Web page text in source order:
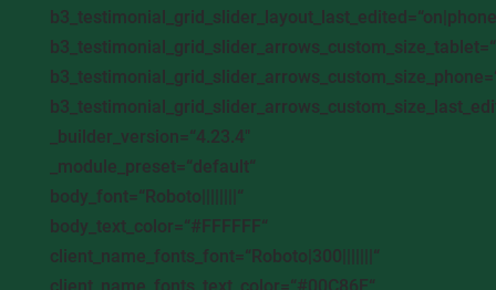
_builder_version=“4.23.4″
_module_preset=“default“
body_font=“Roboto||||||||“
body_text_color=“#FFFFFF“
client_name_fonts_font=“Roboto|300|||||||“